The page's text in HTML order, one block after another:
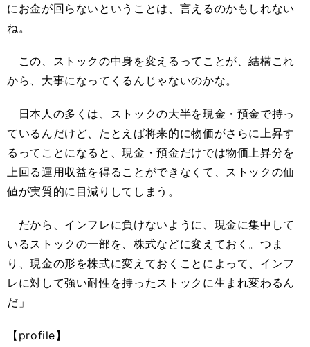
にお金が回らないということは、言えるのかもしれない
ね。
この、ストックの中身を変えるってことが、結構これ
から、大事になってくるんじゃないのかな。
日本人の多くは、ストックの大半を現金・預金で持っ
ているんだけど、たとえば将来的に物価がさらに上昇す
るってことになると、現金・預金だけでは物価上昇分を
上回る運用収益を得ることができなくて、ストックの価
値が実質的に目減りしてしまう。
だから、インフレに負けないように、現金に集中して
いるストックの一部を、株式などに変えておく。つま
り、現金の形を株式に変えておくことによって、インフ
レに対して強い耐性を持ったストックに生まれ変わるん
だ」
【profile】